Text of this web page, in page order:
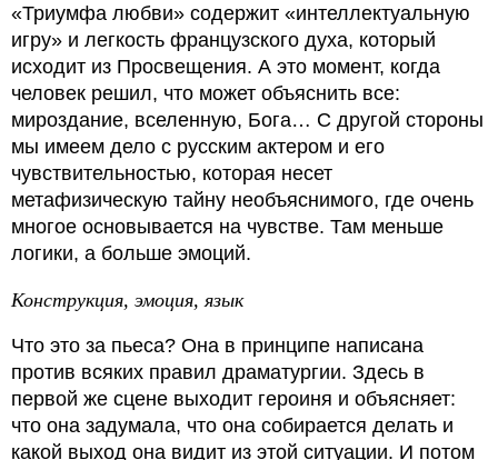
«Триумфа любви» содержит «интеллектуальную
игру» и легкость французского духа, который
исходит из Просвещения. А это момент, когда
человек решил, что может объяснить все:
мироздание, вселенную, Бога… С другой стороны
мы имеем дело с русским актером и его
чувствительностью, которая несет
метафизическую тайну необъяснимого, где очень
многое основывается на чувстве. Там меньше
логики, а больше эмоций.
Конструкция, эмоция, язык
Что это за пьеса? Она в принципе написана
против всяких правил драматургии. Здесь в
первой же сцене выходит героиня и объясняет:
что она задумала, что она собирается делать и
какой выход она видит из этой ситуации. И потом